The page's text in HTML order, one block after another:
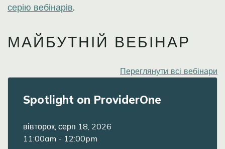
серію вебінарів.
МАЙБУТНІЙ ВЕБІНАР
Переглянути всі вебінари
Spotlight on ProviderOne
вівторок, серп 18, 2026
11:00am - 12:00pm